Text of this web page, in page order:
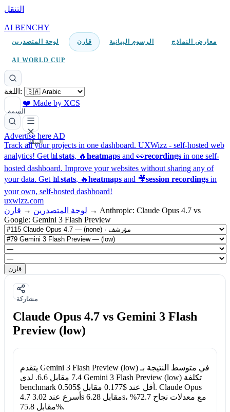
التنقل
AI BENCHY
لوحة المتصدرين قارن الرسوم البيانية معارض النماذج
AI WORLD CUP
اللغة:
السمة
❤️ Made by XCS
التنقل
Advertise here AD
Track all your projects in one dashboard. UXWizz - self-hosted web
analytics! Get 📊 stats, 🔥heatmaps and 👀recordings in one self-
hosted dashboard. Improve your websites without sharing any of
your data. Get 📊 stats, 🔥heatmaps and 🎥session recordings in
your own, self-hosted dashboard!
uxwizz.com
لوحة المتصدرين → قارن → Anthropic: Claude Opus 4.7 vs
Google: Gemini 3 Flash Preview
قارن
مشاركة
Claude Opus 4.7 vs Gemini 3 Flash
Preview (low)
Gemini 3 Flash Preview (low) في متوسط النتيجة بـ
7.4 مقابل6.6 . لدى Gemini 3 Flash Preview (low)تكلفة
benchmark أقل عند$0.177 مقابل$0.505 . Claude Opus
4.7
أسرع عند 3.02s مقابل6.28s ، مع معدلات نجاح72.7%
مقابل75.8%.